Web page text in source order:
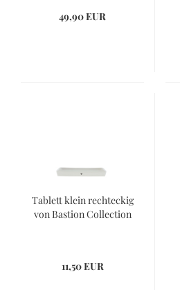
49,90 EUR
Tablett klein rechteckig
von Bastion Collection
11,50 EUR